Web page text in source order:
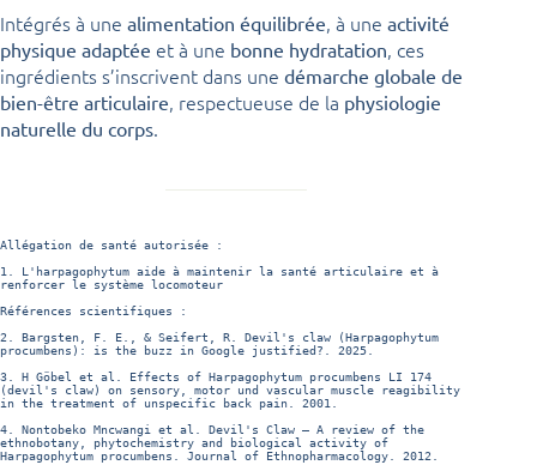
Intégrés à une alimentation équilibrée, à une activité
physique adaptée et à une bonne hydratation, ces
ingrédients s’inscrivent dans une démarche globale de
bien-être articulaire, respectueuse de la physiologie
naturelle du corps.
Allégation de santé autorisée :
1. L'harpagophytum aide à maintenir la santé articulaire et à
renforcer le système locomoteur
Références scientifiques :
2. Bargsten, F. E., & Seifert, R. Devil's claw (Harpagophytum
procumbens): is the buzz in Google justified?. 2025.
3. H Göbel et al. Effects of Harpagophytum procumbens LI 174
(devil's claw) on sensory, motor und vascular muscle reagibility
in the treatment of unspecific back pain. 2001.
4. Nontobeko Mncwangi et al. Devil's Claw – A review of the
ethnobotany, phytochemistry and biological activity of
Harpagophytum procumbens. Journal of Ethnopharmacology. 2012.